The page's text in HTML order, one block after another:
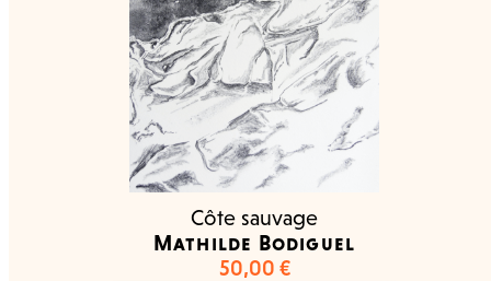
Côte sauvage
Mathilde Bodiguel
50,00 €